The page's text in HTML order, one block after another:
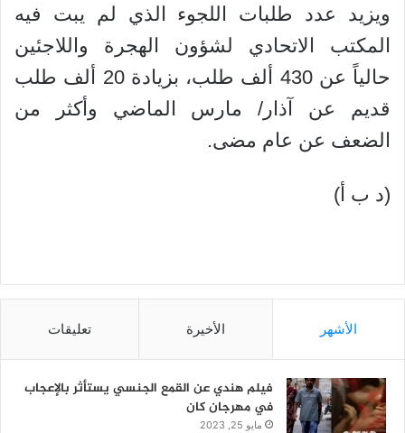
ويزيد عدد طلبات اللجوء الذي لم يبت فيه
المكتب الاتحادي لشؤون الهجرة واللاجئين
حالياً عن 430 ألف طلب، بزيادة 20 ألف طلب
قديم عن آذار/ مارس الماضي وأكثر من
الضعف عن عام مضى.
(د ب أ)
الأشهر الأخيرة تعليقات
فيلم هندي عن القمع الجنسي يستأثر بالإعجاب
في مهرجان كان
مايو 25, 2023